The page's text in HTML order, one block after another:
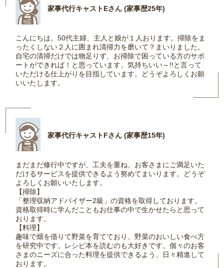
家事代行キャストEさん (家事歴25年)
こんにちは。50代主婦、主人と娘が１人おります。掃除をま
ったくしない２人に囲まれ清掃力を磨いて？まいりました。
自宅の清掃だけでは物足りず、お掃除で困っている方のサポ
ートができれば！と思っています。気持ちいい～!!と言って
いただける仕上がりを目指しています。どうぞよろしくお願
いいたします。
家事代行キャストFさん (家事歴15年)
まだまだ修行中ですが、工夫を重ね、お客さまにご満足いた
だけるサービスを提供できるよう努めてまいります。どうぞ
よろしくお願いいたします。
【掃除】
「整理収納アドバイザー2級」の資格を取得しております。
資格取得時に学んだこともお仕事の中で生かせたらと思って
おります。
【料理】
趣味で畑を借りて野菜を育てており、野菜のおいしい食べ方
を研究中です。レシピ本を読むのも大好きです。個々のお客
さまのニーズに合った料理を提供できるよう、日々精進して
おります。